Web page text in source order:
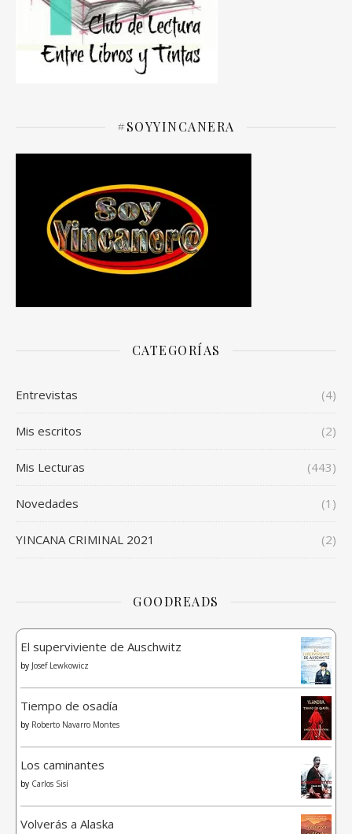
#SOYYINCANERA
CATEGORÍAS
Entrevistas (4)
Mis escritos (2)
Mis Lecturas (443)
Novedades (1)
YINCANA CRIMINAL 2021 (2)
GOODREADS
El superviviente de Auschwitz
by Josef Lewkowicz
Tiempo de osadía
by Roberto Navarro Montes
Los caminantes
by Carlos Sisí
Volverás a Alaska